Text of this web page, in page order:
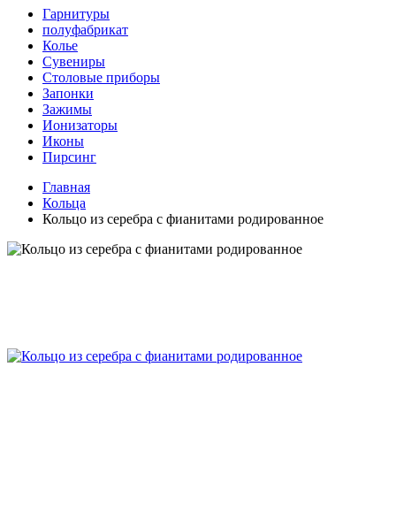
Гарнитуры
полуфабрикат
Колье
Сувениры
Столовые приборы
Запонки
Зажимы
Ионизаторы
Иконы
Пирсинг
Главная
Кольца
Кольцо из серебра с фианитами родированное